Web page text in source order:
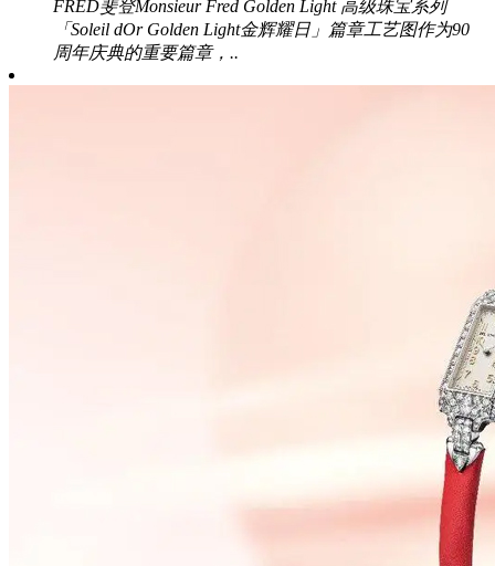
FRED斐登Monsieur Fred Golden Light 高级珠宝系列
「Soleil dOr Golden Light金辉耀日」篇章工艺图作为90
周年庆典的重要篇章，..